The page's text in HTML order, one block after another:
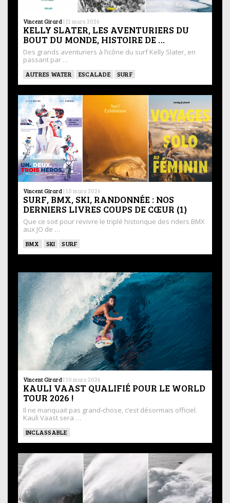
Vincent Girard | 11 mars 2026
KELLY SLATER, LES AVENTURIERS DU
BOUT DU MONDE, HISTOIRE DE …
Des grands aventuriers à l’icône du surf Kelly Slater, en
passant par …
AUTRES WATER ESCALADE SURF
Vincent Girard | 10 mars 2026
SURF, BMX, SKI, RANDONNÉE : NOS
DERNIERS LIVRES COUPS DE CŒUR (1)
Que ce soit pour revivre le triplé historique des riders BMX
aux JO de …
BMX SKI SURF
Vincent Girard | 10 mars 2026
KAULI VAAST QUALIFIÉ POUR LE WORLD
TOUR 2026 !
Il ne manquait pas grand-chose, c’est désormais officiel.
Kauli Vaast sera …
INCLASSABLE